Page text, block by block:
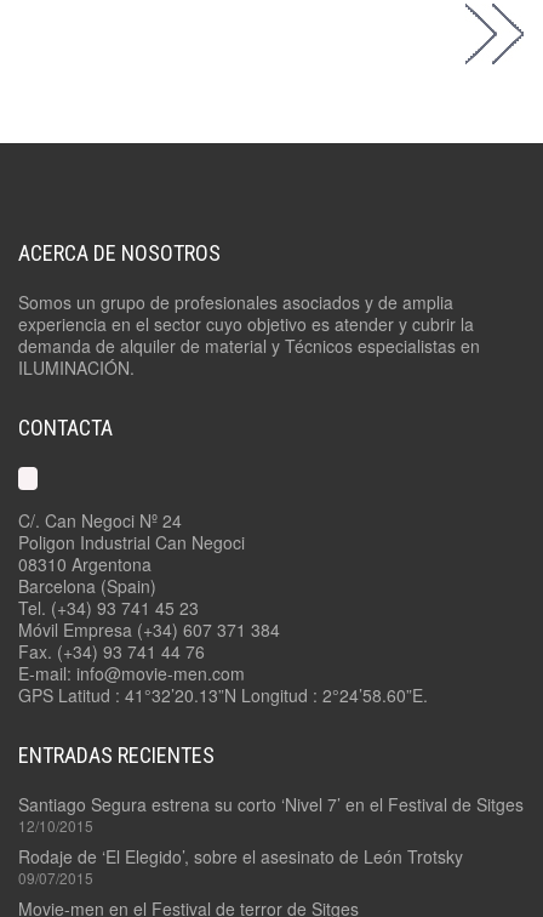
ACERCA DE NOSOTROS
Somos un grupo de profesionales asociados y de amplia
experiencia en el sector cuyo objetivo es atender y cubrir la
demanda de alquiler de material y Técnicos especialistas en
ILUMINACIÓN.
CONTACTA
C/. Can Negoci Nº 24
Poligon Industrial Can Negoci
08310 Argentona
Barcelona (Spain)
Tel. (+34) 93 741 45 23
Móvil Empresa (+34) 607 371 384
Fax. (+34) 93 741 44 76
E-mail: info@movie-men.com
GPS Latitud : 41°32’20.13”N Longitud : 2°24’58.60”E.
ENTRADAS RECIENTES
Santiago Segura estrena su corto ‘Nivel 7’ en el Festival de Sitges
12/10/2015
Rodaje de ‘El Elegido’, sobre el asesinato de León Trotsky
09/07/2015
Movie-men en el Festival de terror de Sitges